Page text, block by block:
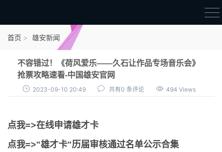
点我申领雄才卡
审核通过公示
首页 雄安新闻
不容错过！《荷风爱乐——久石让作品专场音乐会》
抢票攻略速看-中国雄安官网
2023-09-10 20:49 共有0 条评论 494 Views
点我=>在线申请雄才卡
点我=>"雄才卡"历届审核通过名单公示合集